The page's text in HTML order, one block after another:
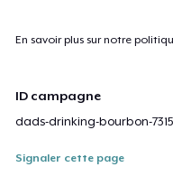
En savoir plus sur notre
ID campagne
dads-drinking-bourbon-7315
Signaler cette page